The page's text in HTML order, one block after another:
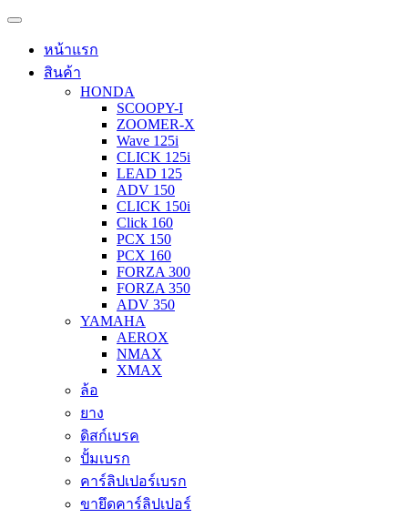
หน้าแรก
สินค้า
HONDA
SCOOPY-I
ZOOMER-X
Wave 125i
CLICK 125i
LEAD 125
ADV 150
CLICK 150i
Click 160
PCX 150
PCX 160
FORZA 300
FORZA 350
ADV 350
YAMAHA
AEROX
NMAX
XMAX
ล้อ
ยาง
ดิสก์เบรค
ปั้มเบรก
คาร์ลิปเปอร์เบรก
ขายึดคาร์ลิปเปอร์